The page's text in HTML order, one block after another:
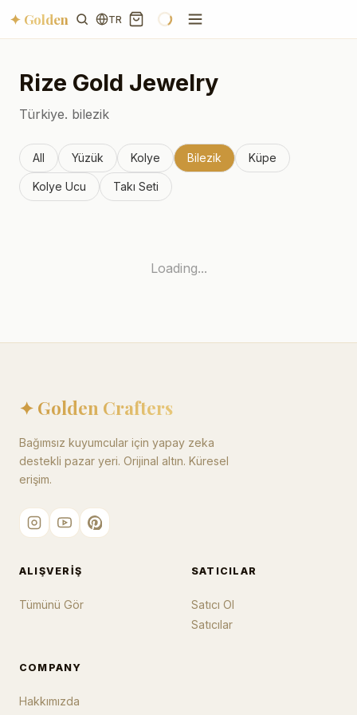
✦ Golden TR
Rize Gold Jewelry
Türkiye. bilezik
All Yüzük Kolye Bilezik Küpe
Kolye Ucu Takı Seti
Loading...
✦ Golden Crafters
Bağımsız kuyumcular için yapay zeka
destekli pazar yeri. Orijinal altın. Küresel
erişim.
ALIŞVERIŞ
Tümünü Gör
SATICILAR
Satıcı Ol
Satıcılar
COMPANY
Hakkımızda